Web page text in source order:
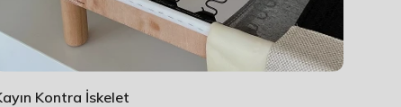
Kontra İskelet